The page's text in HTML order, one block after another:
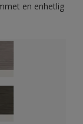
en enhetlig